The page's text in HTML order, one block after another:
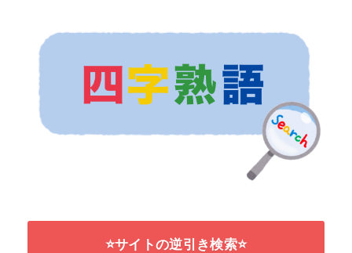
⭐サイトの逆引き検索⭐